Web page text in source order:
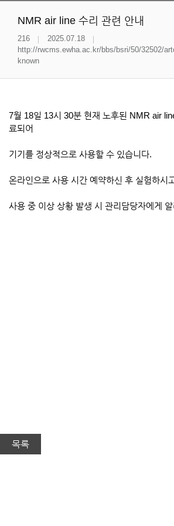
NMR air line 수리 관련 안내
216
2025.07.18
http://rwcms.ewha.ac.kr/bbs/bsri/50/32502/
known
7월 18일 13시 30분 현재 노후된 NMR air
료되어
기기를 정상적으로 사용할 수 있습니다.
온라인으로 사용 시간 예약하신 후 실험하시
사용 중 이상 상황 발생 시 관리담당자에게